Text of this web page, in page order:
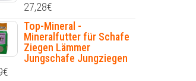
27,28€
Top-Mineral -
Mineralfutter für Schafe
Ziegen Lämmer
Jungschafe Jungziegen
€